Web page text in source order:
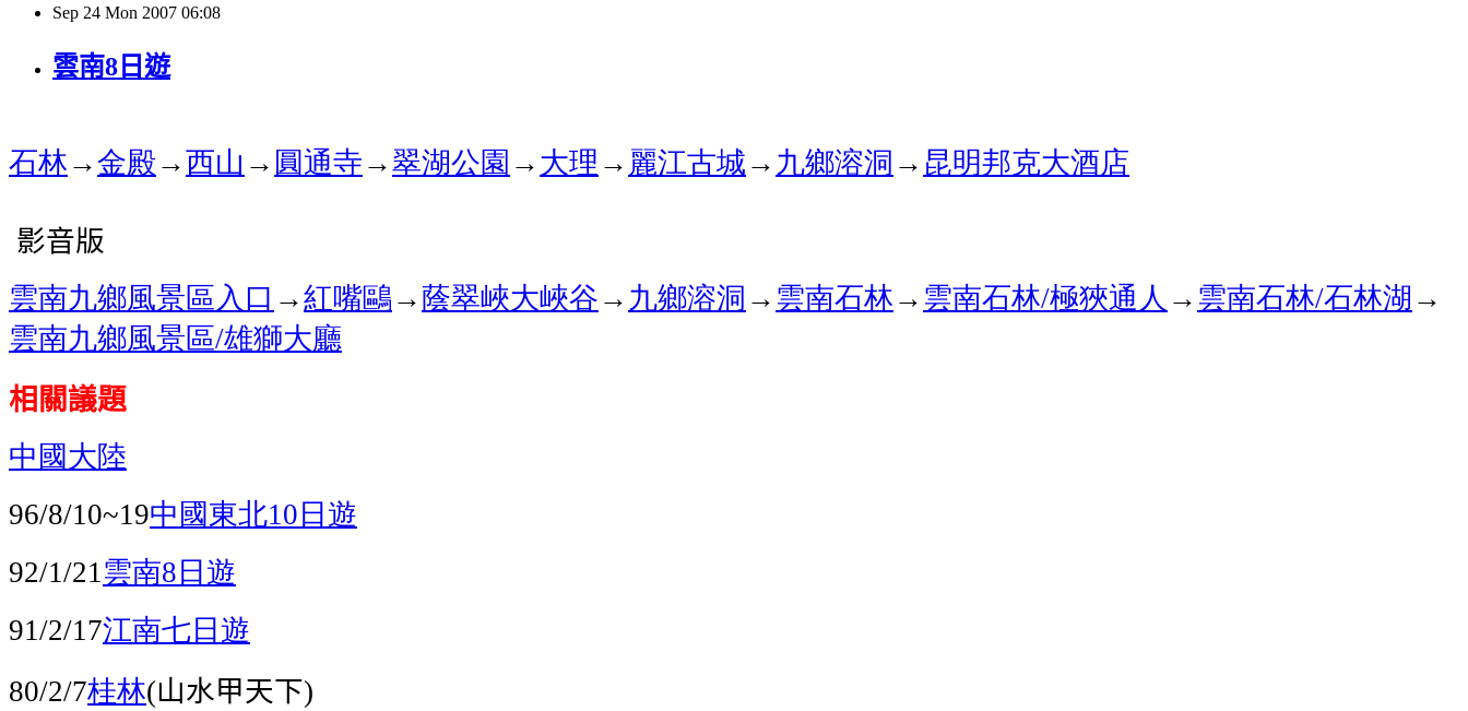
Sep 24 Mon 2007 06:08
雲南8日遊
石林→金殿→西山 →圓通寺→翠湖公園→大理→ 麗江古城→九鄉溶洞→ 昆明邦克大酒店
影音版
雲南九鄉風景區入口 →紅嘴鷗→蔭翠峽大峽谷→九鄉溶洞→雲南石林→雲南石林/極狹通人 →雲南石林/石林湖→
雲南九鄉風景區/雄獅大廳
相關議題
中國大陸
96/8/10~19中國東北10日遊
92/1/21 雲南8日遊
91/2/17江南七日遊
80/2/7桂林(山水甲天下)